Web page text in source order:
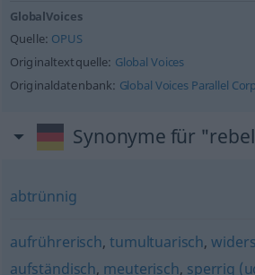
GlobalVoices
Quelle: OPUS
Originaltextquelle: Global Voices
Originaldatenbank: Global Voices Parallel
Synonyme für
abtrünnig
aufrührerisch,tumultuarisch,
aufständisch, meuterisch, sperrig